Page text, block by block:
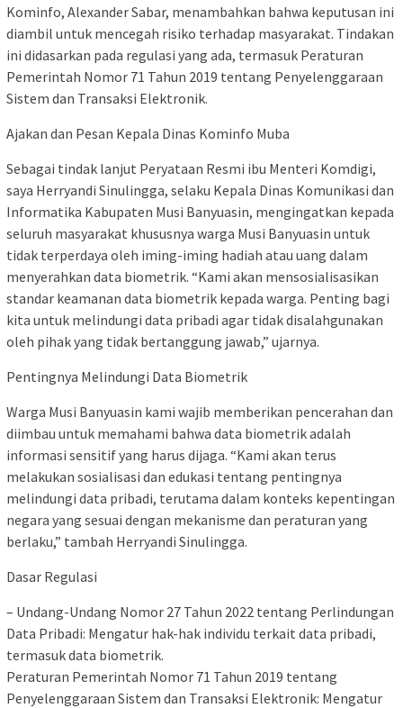
Kominfo, Alexander Sabar, menambahkan bahwa keputusan ini
diambil untuk mencegah risiko terhadap masyarakat. Tindakan
ini didasarkan pada regulasi yang ada, termasuk Peraturan
Pemerintah Nomor 71 Tahun 2019 tentang Penyelenggaraan
Sistem dan Transaksi Elektronik.
Ajakan dan Pesan Kepala Dinas Kominfo Muba
Sebagai tindak lanjut Peryataan Resmi ibu Menteri Komdigi,
saya Herryandi Sinulingga, selaku Kepala Dinas Komunikasi dan
Informatika Kabupaten Musi Banyuasin, mengingatkan kepada
seluruh masyarakat khususnya warga Musi Banyuasin untuk
tidak terperdaya oleh iming-iming hadiah atau uang dalam
menyerahkan data biometrik. “Kami akan mensosialisasikan
standar keamanan data biometrik kepada warga. Penting bagi
kita untuk melindungi data pribadi agar tidak disalahgunakan
oleh pihak yang tidak bertanggung jawab,” ujarnya.
Pentingnya Melindungi Data Biometrik
Warga Musi Banyuasin kami wajib memberikan pencerahan dan
diimbau untuk memahami bahwa data biometrik adalah
informasi sensitif yang harus dijaga. “Kami akan terus
melakukan sosialisasi dan edukasi tentang pentingnya
melindungi data pribadi, terutama dalam konteks kepentingan
negara yang sesuai dengan mekanisme dan peraturan yang
berlaku,” tambah Herryandi Sinulingga.
Dasar Regulasi
– Undang-Undang Nomor 27 Tahun 2022 tentang Perlindungan
Data Pribadi: Mengatur hak-hak individu terkait data pribadi,
termasuk data biometrik.
Peraturan Pemerintah Nomor 71 Tahun 2019 tentang
Penyelenggaraan Sistem dan Transaksi Elektronik: Mengatur